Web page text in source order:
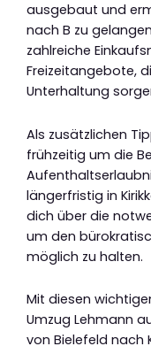
ausgebaut und
nach B zu
zahlreiche
Freizeitangebote,
Unterhaltung
Als zusätzlichen
frühzeitig um die
längerfristig in
dich über die
um den
möglich zu halten.
Mit diesen
Umzug Lehmann
von Bielefeld nach